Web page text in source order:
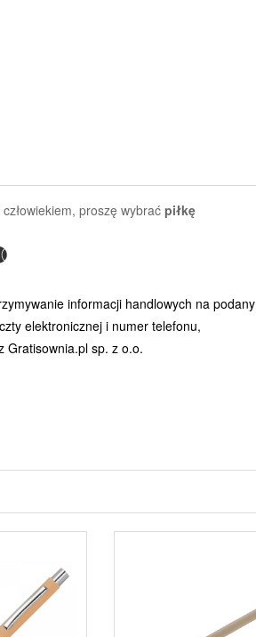
proszę wybrać piłkę
informacji handlowych na podany
elektronicznej i numer telefonu,
Gratisownia.pl sp. z o.o.